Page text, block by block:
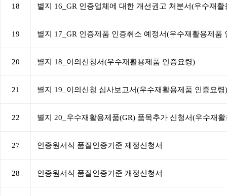
18 별지 16_GR 인증업체에 대한 개선권고 처분서(우수재
19 별지 17_GR 인증제품 인증취소 예정서(우수재활용제품
20 별지 18_이의신청서(우수재활용제품 인증요령)
21 별지 19_이의신청 심사보고서(우수재활용제품 인증요령)
22 별지 20_우수재활용제품(GR) 품목추가 신청서(우수재
27 인증원서식 품질인증기준 제정신청서
28 인증원서식 품질인증기준 개정신청서